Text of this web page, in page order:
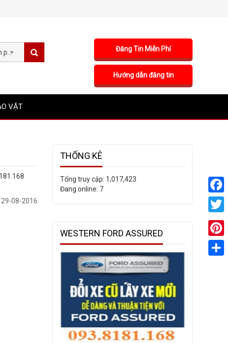
Sản phẩm Đăng Tin Miễn Phí
Hướng dẫn đăng tin
VẶT
29-08-2016
THỐNG KÊ
Tổng truy cập: 1,017,423
Đang online: 7
WESTERN FORD ASSURED